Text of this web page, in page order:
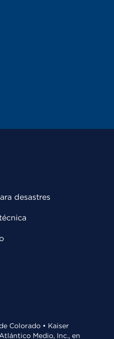
desastres
Colorado • Kaiser
Medio, Inc., en